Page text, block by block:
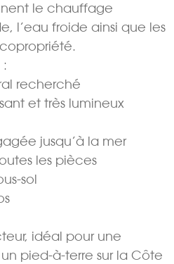
le chauffage
l’eau froide ainsi que les
:
recherché
et très lumineux
jusqu’à la mer
les pièces
sol
idéal pour une
pied-à-terre sur la Côte